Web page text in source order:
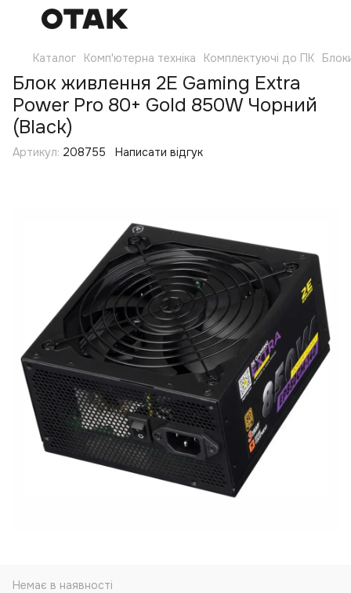
Каталог Комп'ютерна техніка Комплектуючі до ПК
Блок живлення 2E Gaming Extra
Power Pro 80+ Gold 850W Чорний
(Black)
Артикул: 208755 Написати відгук
Немає в наявності